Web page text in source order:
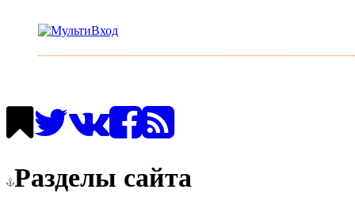
Разделы сайта